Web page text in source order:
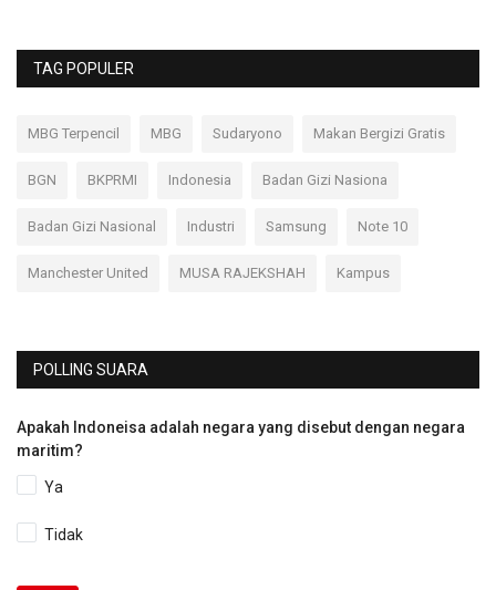
TAG POPULER
MBG Terpencil MBG Sudaryono Makan Bergizi Gratis
BGN BKPRMI Indonesia Badan Gizi Nasiona
Badan Gizi Nasional Industri Samsung Note 10
Manchester United MUSA RAJEKSHAH Kampus
POLLING SUARA
Apakah Indoneisa adalah negara yang disebut dengan negara
maritim?
Ya
Tidak